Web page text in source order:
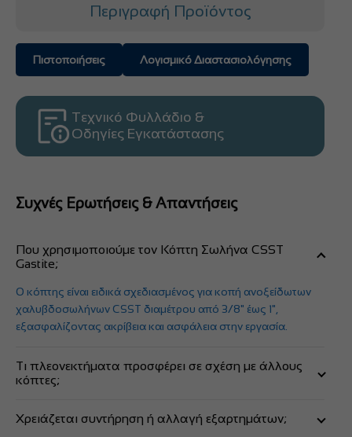
Περιγραφή Προϊόντος
Πιστοποιήσεις Λογισμικό Διαστασιολόγησης
Τεχνικό Φυλλάδιο &
Οδηγίες Εγκατάστασης
Συχνές Ερωτήσεις & Απαντήσεις
Που χρησιμοποιούμε τον Κόπτη Σωλήνα CSST
Gastite;
Ο κόπτης είναι ειδικά σχεδιασμένος για κοπή ανοξείδωτων
χαλυβδοσωλήνων CSST διαμέτρου από 3/8" έως 1",
εξασφαλίζοντας ακρίβεια και ασφάλεια στην εργασία.
Τι πλεονεκτήματα προσφέρει σε σχέση με άλλους
κόπτες;
σωλήνα, κάτι που είναι κρίσιμο για την σωστή στεγανοποίηση
Χρειάζεται συντήρηση ή αλλαγή εξαρτημάτων;